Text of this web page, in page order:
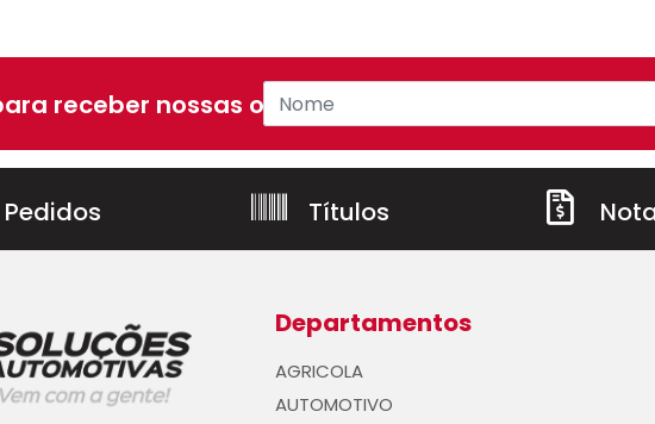
receber nossas ofertas!
Títulos
Departamentos
AGRICOLA
AUTOMOTIVO